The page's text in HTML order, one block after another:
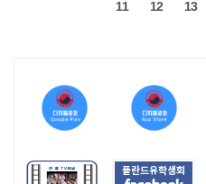
11 12 13